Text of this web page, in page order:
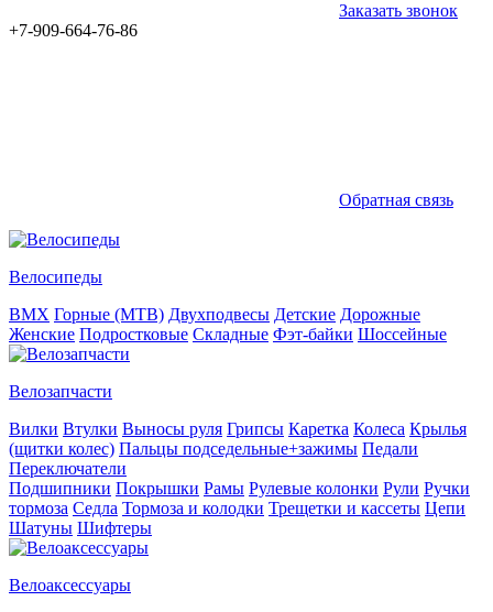
Заказать звонок
+7-909-664-76-86
Обратная связь
Велосипеды
BMX Горные (MTB) Двухподвесы Детские Дорожные
Женские Подростковые Складные Фэт-байки Шоссейные
Велозапчасти
Вилки Втулки Выносы руля Грипсы Каретка Колеса Крылья
(щитки колес) Пальцы подседельные+зажимы Педали
Переключатели
Подшипники Покрышки Рамы Рулевые колонки Рули Ручки
тормоза Седла Тормоза и колодки Трещетки и кассеты Цепи
Шатуны Шифтеры
Велоаксессуары